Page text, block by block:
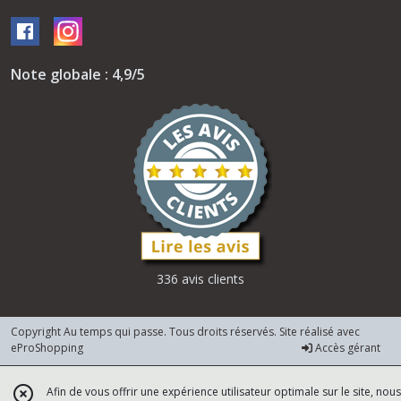
Note globale : 4,9/5
336 avis clients
Copyright Au temps qui passe. Tous droits réservés. Site réalisé avec
eProShopping
Accès gérant
Afin de vous offrir une expérience utilisateur optimale sur le site, nous